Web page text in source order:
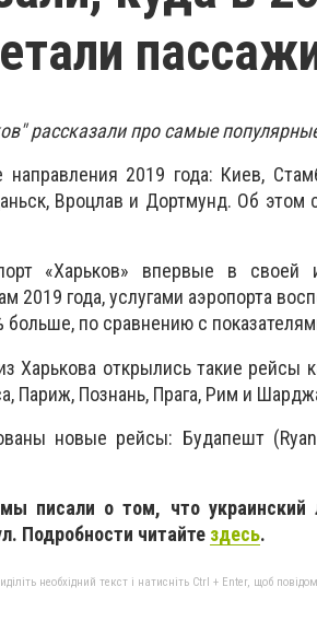
рассказали про самые
2019 года: Киев,
Вроцлав и Дортмунд. Об этом
«Харьков» впервые в своей
2019 года, услугами аэропорта
больше, по сравнению с
Харькова открылись такие рейсы
Париж, Познань, Прага, Рим и
новые рейсы: Будапешт
писали о том, что украинский
Подробности читайте здесь.
необхідний текст і натисніть Ctrl + Enter, щоб